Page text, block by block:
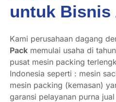
untuk Bisnis
Kami perusahaan dagang
Pack memulai usaha di
pusat mesin packing
Indonesia seperti : mesin
mesin packing (kemasan)
garansi pelayanan purna